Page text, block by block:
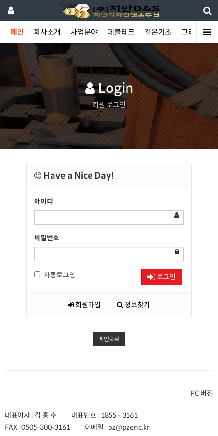
메인 회사소개 사업분야 페블테크 깊은기초 그라우팅
Login
회원 로그인
Have a Nice Day!
아이디
비밀번호
자동로그인 로그인
회원가입 정보찾기
메인으로
PC 버전
대표이사 : 김 홍 수 대표번호 : 1855 - 3161
FAX :0505-300-3161 이메일 : pz@pzenc.kr